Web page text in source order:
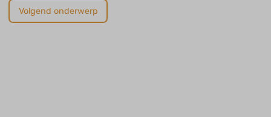
Volgend onderwerp